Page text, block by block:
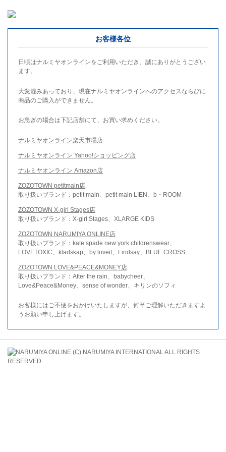
お客様各位
日頃はナルミヤオンラインをご利用いただき、誠にありがとうござい
ます。
大変混みあっており、現在ナルミヤオンラインへのアクセスならびに
商品のご購入ができません。
お急ぎの場合は下記店舗にて、お買い求めください。
ナルミヤオンライン楽天市場店
ナルミヤオンライン Yahoo!ショッピング店
ナルミヤオンライン Amazon店
ZOZOTOWN petitmain店
取り扱いブランド：petit main、petit main LIEN、b・ROOM
ZOZOTOWN X-girl Stages店
取り扱いブランド：X-girl Stages、XLARGE KIDS
ZOZOTOWN NARUMIYA ONLINE店
取り扱いブランド：kate spade new york childrenswear、
LOVETOXIC、kladskap、by loveit、Lindsay、BLUE CROSS
ZOZOTOWN LOVE&PEACE&MONEY店
取り扱いブランド：After the rain、babycheer、
Love&Peace&Money、sense of wonder、キリンのソフィ
お客様にはご不便をおかけいたしますが、何卒ご理解いただきますよ
うお願い申し上げます。